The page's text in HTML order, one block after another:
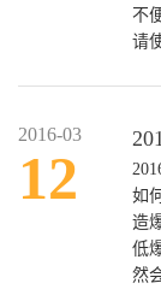
不
请
2016-03
12
如
造
低
然